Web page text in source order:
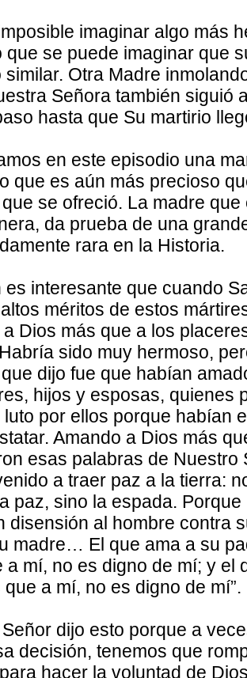
imaginar algo más
que se puede imaginar que
similar. Otra Madre
Señora también siguió
hasta que Su martirio
en este episodio una
que es aún más precioso
se ofreció. La madre
da prueba de una
rara en la Historia.
es interesante que cuando
méritos de estos
Dios más que a los
sido muy hermoso,
dijo fue que habían
hijos y esposas, quienes
por ellos porque habían
Amando a Dios más
esas palabras de Nuestro
a traer paz a la tierra:
paz, sino la espada.
disensión al hombre contra
madre… El que ama a su
a mí, no es digno de mí; y el
que a mí, no es digno de
dijo esto porque a
decisión, tenemos que
hacer la voluntad de